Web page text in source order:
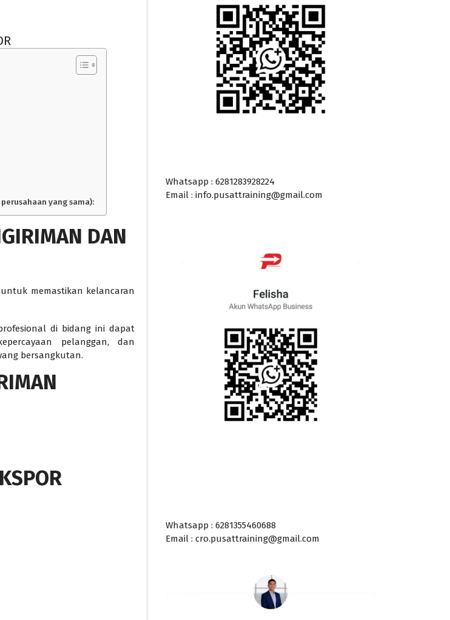
yang sama):
DAN
memastikan kelancaran
di bidang ini dapat
pelanggan, dan
bersangkutan.
Whatsapp : 6281283928224
Email : info.pusattraining@gmail.com
Whatsapp : 6281355460688
Email : cro.pusattraining@gmail.com